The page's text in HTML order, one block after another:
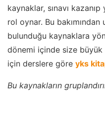
kaynaklar, sınavı
rol oynar. Bu
bulunduğu kaynaklara
dönemi içinde size büyük
için derslere göre yks
Bu kaynakların